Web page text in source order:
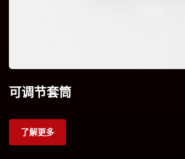
可调节套筒
了解更多